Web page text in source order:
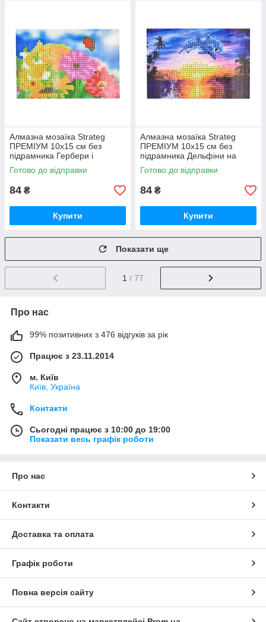
Алмазна мозаїка Strateg
ПРЕМІУМ 10х15 см без
підрамника Гербери і
метелики (YAB14425)
Готово до відправки
84 ₴
Купити
Алмазна мозаїка Strateg
ПРЕМІУМ 10х15 см без
підрамника Дельфіни на
заході сонця (YAB29566)
Готово до відправки
84 ₴
Купити
Показати ще
1 / 77
Про нас
99% позитивних з 476 відгуків за рік
Працює з 23.11.2014
м. Київ
Київ, Україна
Контакти
Сьогодні працює з 10:00 до 19:00
Показати весь графік роботи
Про нас
Контакти
Доставка та оплата
Графік роботи
Повна версія сайту